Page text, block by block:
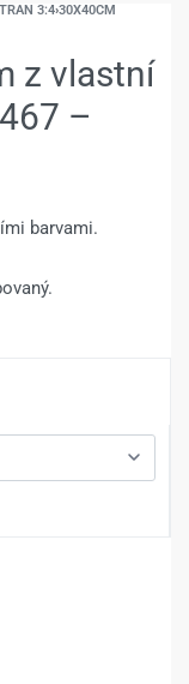
3:4›30X40CM
z vlastní
–
barvami.